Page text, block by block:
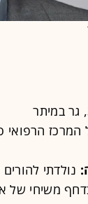
המרכז הרפואי
משיחי של